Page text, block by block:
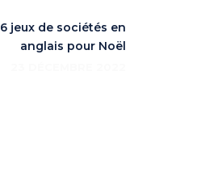
6 jeux de sociétés en
anglais pour Noël